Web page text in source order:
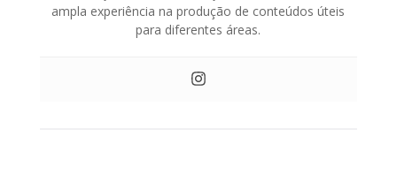
ampla experiência na produção de conteúdos úteis
para diferentes áreas.